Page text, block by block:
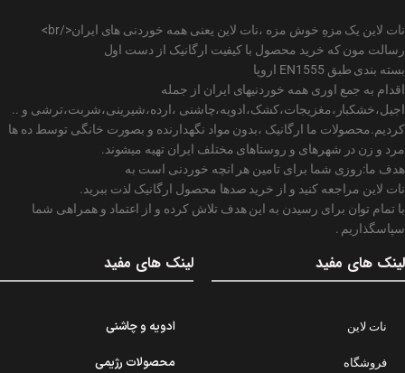
نات لاین یک مزهِ خوش مزه ،نات لاین یعنی همه خوردنی های ایران</br>
رسالت مون که خرید محصول با کیفیت ارگانیک از دست اول
بسته بندی طبق EN1555 اروپا
اقدام به جمع اوری همه خوردنیهای ایران از جمله
اجیل،خشکبار،مغزیجات،کشک،ادویه،چاشنی ،ارده،شیرینی،شربت،ترشی و ..
کردیم.محصولات ما ارگانیک ،بدون مواد نگهدارنده و بصورت خانگی توسط ده ها
مرد و زن در شهرهای و روستاهای مختلف ایران تهیه میشوند.
هدف ما:روزی شما برای تامین هر انچه خوردنی است به
نات لاین مراجعه کنید و از خرید صدها محصول ارگانیک لذت ببرید.
با تمام توان برای رسیدن به این هدف تلاش کرده و از اعتماد و همراهی شما
سپاسگذاریم .
لینک های مفید
نات لاین
فروشگاه
لینک های مفید
ادویه و چاشنی
محصولات رژیمی